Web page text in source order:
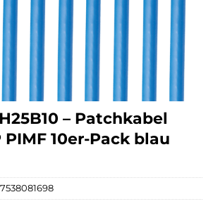
– Patchkabel
PIMF 10er-Pack blau